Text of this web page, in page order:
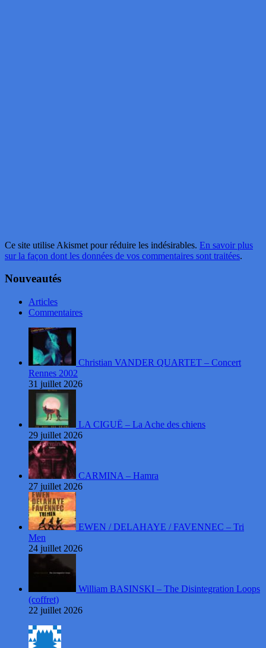
Ce site utilise Akismet pour réduire les indésirables. En savoir plus
sur la façon dont les données de vos commentaires sont traitées.
Nouveautés
Articles
Commentaires
Christian VANDER QUARTET – Concert
Rennes 2002
31 juillet 2026
LA CIGUË – La Ache des chiens
29 juillet 2026
CARMINA – Hamra
27 juillet 2026
EWEN / DELAHAYE / FAVENNEC – Tri
Men
24 juillet 2026
William BASINSKI – The Disintegration Loops
(coffret)
22 juillet 2026